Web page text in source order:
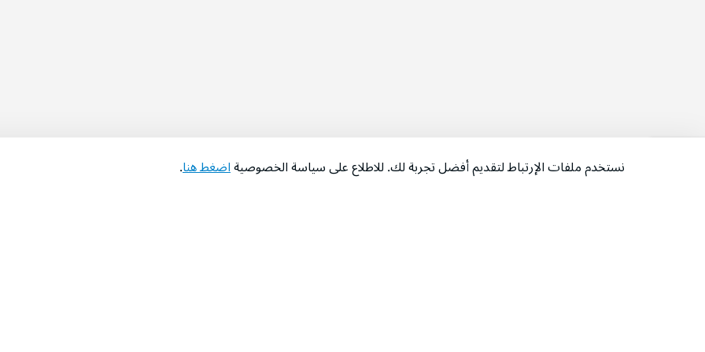
نستخدم ملفات الإرتباط لتقديم أفضل تجربة لك. للاطلاع على سياسة الخصوصيةاضغط هنا.